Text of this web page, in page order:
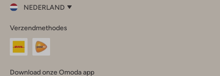
NEDERLAND
je
land
Nederland
Verzendmethodes
Download onze Omoda app